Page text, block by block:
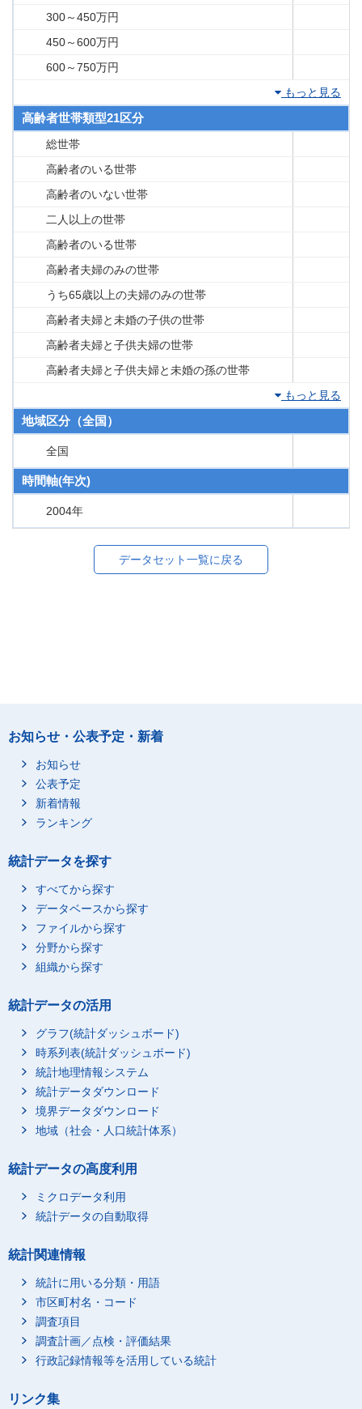
300～450万円
450～600万円
600～750万円
もっと見る
高齢者世帯類型21区分
総世帯
高齢者のいる世帯
高齢者のいない世帯
二人以上の世帯
高齢者のいる世帯
高齢者夫婦のみの世帯
うち65歳以上の夫婦のみの世帯
高齢者夫婦と未婚の子供の世帯
高齢者夫婦と子供夫婦の世帯
高齢者夫婦と子供夫婦と未婚の孫の世帯
もっと見る
地域区分（全国）
全国
時間軸(年次)
2004年
データセット一覧に戻る
お知らせ・公表予定・新着
お知らせ
公表予定
新着情報
ランキング
統計データを探す
すべてから探す
データベースから探す
ファイルから探す
分野から探す
組織から探す
統計データの活用
グラフ(統計ダッシュボード)
時系列表(統計ダッシュボード)
統計地理情報システム
統計データダウンロード
境界データダウンロード
地域（社会・人口統計体系）
統計データの高度利用
ミクロデータ利用
統計データの自動取得
統計関連情報
統計に用いる分類・用語
市区町村名・コード
調査項目
調査計画／点検・評価結果
行政記録情報等を活用している統計
リンク集